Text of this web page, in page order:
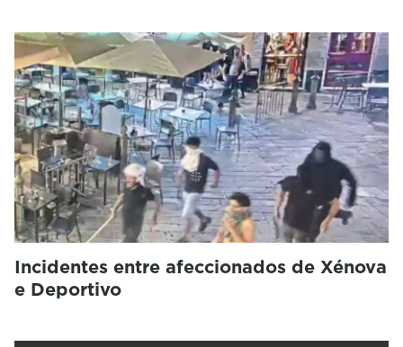
Incidentes entre afeccionados de Xénova
e Deportivo